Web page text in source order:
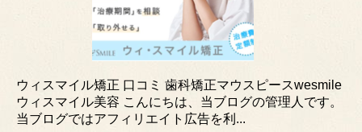
ウィスマイル矯正 口コミ 歯科矯正マウスピースwesmile
ウィスマイル美容 こんにちは、当ブログの管理人です。
当ブログではアフィリエイト広告を利...